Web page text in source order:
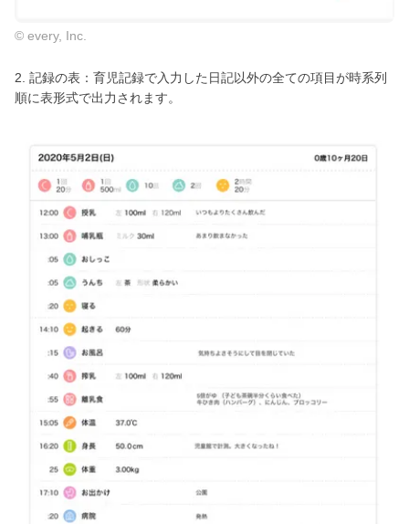
© every, Inc.
2. 記録の表：育児記録で入力した日記以外の全ての項目が時系列
順に表形式で出力されます。